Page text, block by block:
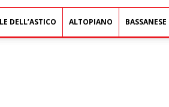
DELL’ASTICO ALTOPIANO BASSANESE